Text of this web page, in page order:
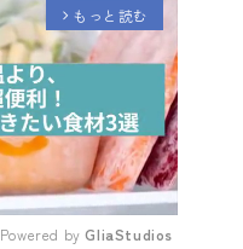
arrow_forward_ios もっと読む
Powered by GliaStudios